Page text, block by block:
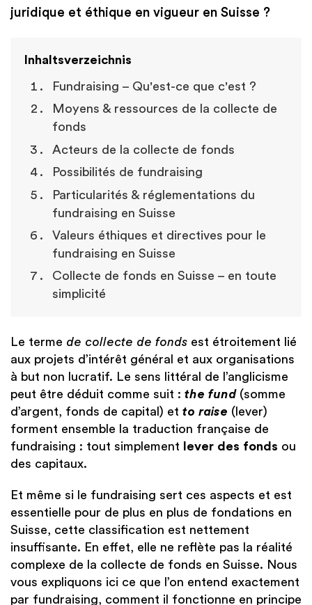
juridique et éthique en vigueur en Suisse ?
Inhaltsverzeichnis
Fundraising – Qu'est-ce que c'est ?
Moyens & ressources de la collecte de
fonds
Acteurs de la collecte de fonds
Possibilités de fundraising
Particularités & réglementations du
fundraising en Suisse
Valeurs éthiques et directives pour le
fundraising en Suisse
Collecte de fonds en Suisse – en toute
simplicité
Le terme de collecte de fonds est étroitement lié
aux projets d’intérêt général et aux organisations
à but non lucratif. Le sens littéral de l’anglicisme
peut être déduit comme suit : the fund (somme
d’argent, fonds de capital) et to raise (lever)
forment ensemble la traduction française de
fundraising : tout simplement
lever des fonds ou
des capitaux.
Et même si le fundraising sert ces aspects et est
essentielle pour de plus en plus de fondations en
Suisse, cette classification est nettement
insuffisante. En effet, elle ne reflète pas la réalité
complexe de la collecte de fonds en Suisse. Nous
vous expliquons ici ce que l’on entend exactement
par fundraising, comment il fonctionne en principe